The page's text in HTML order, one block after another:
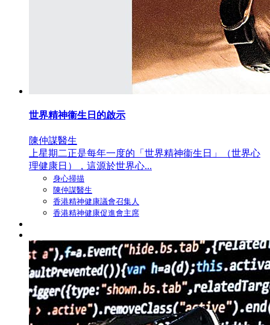
世界精神衞生日的啟示
陳仲謀醫生
上星期二正是每年一度的「世界精神衞生日」（世界心
理健康日），這源於世界心...
身心掃描
陳仲謀醫生
香港精神健康議會召集人
香港精神健康促進會主席